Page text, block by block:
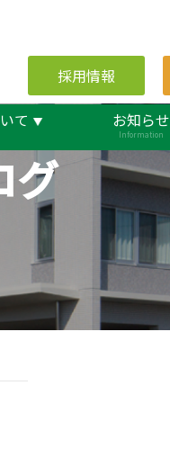
採用情報
て お知らせ
Information
グ